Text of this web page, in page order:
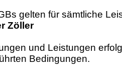
gelten für sämtliche
Zöller
und Leistungen
Bedingungen.